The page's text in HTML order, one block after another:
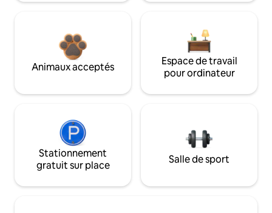
Animaux acceptés
Espace de travail
pour ordinateur
Stationnement
gratuit sur place
Salle de sport